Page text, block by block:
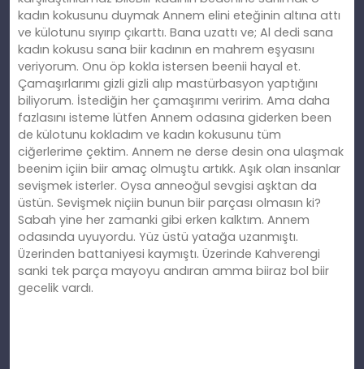
kadın kokusunu duymak Annem elini eteğinin altına attı
ve külotunu sıyırıp çıkarttı. Bana uzattı ve; Al dedi sana
kadın kokusu sana biir kadının en mahrem eşyasını
veriyorum. Onu öp kokla istersen beenii hayal et.
Çamaşırlarımı gizli gizli alıp mastürbasyon yaptığını
biliyorum. İstediğin her çamaşırımı veririm. Ama daha
fazlasını isteme lütfen Annem odasına giderken been
de külotunu kokladım ve kadın kokusunu tüm
ciğerlerime çektim. Annem ne derse desin ona ulaşmak
beenim içiin biir amaç olmuştu artıkk. Aşık olan insanlar
sevişmek isterler. Oysa anneoğul sevgisi aşktan da
üstün. Sevişmek niçiin bunun biir parçası olmasın ki?
Sabah yine her zamanki gibi erken kalktım. Annem
odasında uyuyordu. Yüz üstü yatağa uzanmıştı.
Üzerinden battaniyesi kaymıştı. Üzerinde Kahverengi
sanki tek parça mayoyu andıran amma biiraz bol biir
gecelik vardı.